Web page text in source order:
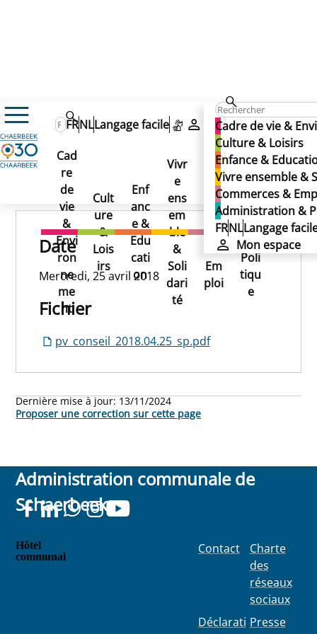
Cadre de vie &
Culture & Loisirs
Enfance &
Vivre ensemble &
Commerces &
Administration &
FRNLLangage
Mon espace
FRNLLangage facile
Mon espace
Cad
re
de
vie
&
Envi
ron
ne
me
nt
Cult
ure
&
Lois
irs
Enf
anc
e &
Edu
cati
on
Vivr
e
ens
em
ble
&
Soli
dari
té
Co
mm
erc
es
&
Em
ploi
Ad
min
istr
atio
n &
Poli
tiqu
e
25/04/2018
25/04/2018
25/04/2018
Publié le 13/11/2024
Date
Mercredi, 25 avril 2018
Fichier
pv_conseil_2018.04.25_sp.pdf
Dernière mise à jour: 13/11/2024
Proposer une correction sur cette page
Administration communale de
Schaerbeek
Hôtel
communal
Contact
Déclarati
Charte
des
réseaux
sociaux
Presse